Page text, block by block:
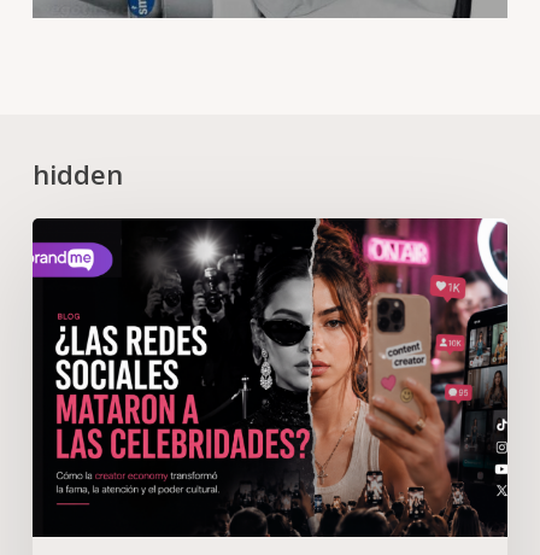
hidden